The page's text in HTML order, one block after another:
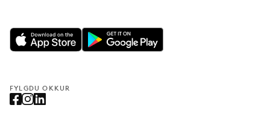
FYLGDU OKKUR